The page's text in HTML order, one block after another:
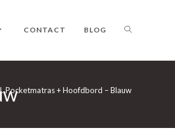
CONTACT BLOG TOGGLE
WEBSITE
Pocketmatras + Hoofdbord – Blauw